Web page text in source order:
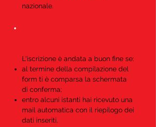
nazionale.
L'iscrizione è andata a buon fine se:
al termine della compilazione del
form ti è comparsa la schermata
di conferma;
entro alcuni istanti hai ricevuto una
mail automatica con il riepilogo dei
dati inseriti.